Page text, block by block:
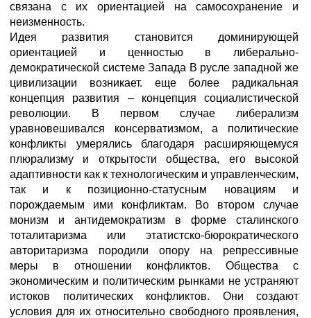
связана с их ориентацией на самосохранение и
неизменность.
Идея развития становится доминирующей
ориентацией и ценностью в либерально-
демократической системе Запада В русле западной же
цивилизации возникает. еще более радикальная
концепция развития – концепция социалистической
революции. В первом случае либерализм
уравновешивался консерватизмом, а политические
конфликты умерялись благодаря расширяющемуся
плюрализму и открытости общества, его высокой
адаптивности как к технологическим и управленческим,
так и к позиционно-статусным новациям и
порождаемым ими конфликтам. Во втором случае
монизм и антидемократизм в форме сталинского
тоталитаризма или этатистско-бюрократического
авторитаризма породили опору на репрессивные
меры в отношении конфликтов. Общества с
экономическим и политическим рынками не устраняют
истоков политических конфликтов. Они создают
условия для их относительно свободного проявления,